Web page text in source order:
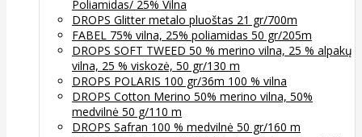
Poliamidas/ 25% Vilna
DROPS Glitter metalo pluoštas 21 gr/700m
FABEL 75% vilna, 25% poliamidas 50 gr/205m
DROPS SOFT TWEED 50 % merino vilna, 25 % alpakų
vilna, 25 % viskozė, 50 gr/130 m
DROPS POLARIS 100 gr/36m 100 % vilna
DROPS Cotton Merino 50% merino vilna, 50%
medvilnė 50 g/110 m
DROPS Safran 100 % medvilnė 50 gr/160 m